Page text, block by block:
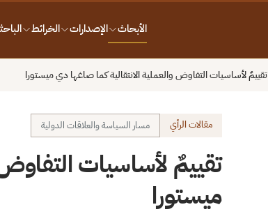
الأبحاث الإصدارات الخرائط
تقييمٌ لأساسيات التفاوض والعملية الانتقالية كما صاغها دي ميستورا
مقالات الرأي مسار السياسة والعلاقات الدولية
تقييمٌ لأساسيات
ميستورا